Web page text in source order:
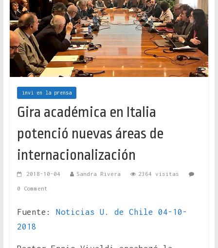
invi en la prensa
Gira académica en Italia
potenció nuevas áreas de
internacionalización
2018-10-04 Sandra Rivera 2364 visitas
0 Comment
Fuente: Noticias U. de Chile 04-10-
2018